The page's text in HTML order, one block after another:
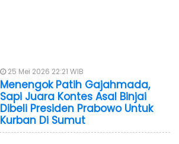
25 Mei 2026 22:21 WIB
Menengok Patih Gajahmada,
Sapi Juara Kontes Asal Binjai
Dibeli Presiden Prabowo Untuk
Kurban Di Sumut